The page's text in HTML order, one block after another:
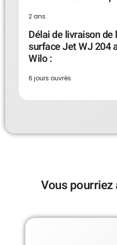
2 ans.
Délai de livraison de
surface Jet WJ 204
Wilo :
6 jours ouvrés.
Vous